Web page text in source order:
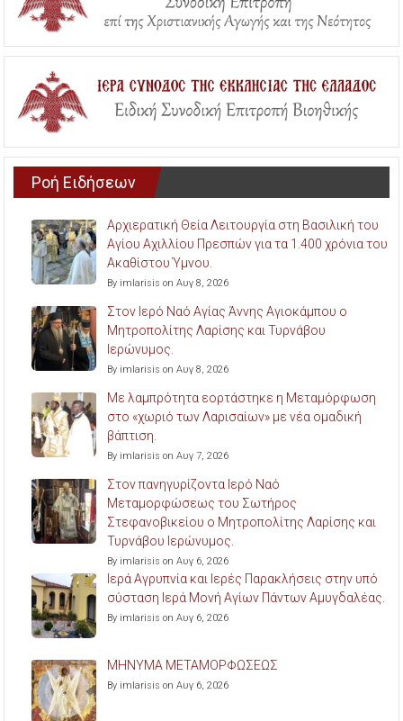
Ροή Ειδήσεων
Αρχιερατική Θεία Λειτουργία στη Βασιλική του
Αγίου Αχιλλίου Πρεσπών για τα 1.400 χρόνια του
Ακαθίστου Ύμνου.
By imlarisis on Αυγ 8, 2026
Στον Ιερό Ναό Αγίας Άννης Αγιοκάμπου ο
Μητροπολίτης Λαρίσης και Τυρνάβου
Ιερώνυμος.
By imlarisis on Αυγ 8, 2026
Με λαμπρότητα εορτάστηκε η Μεταμόρφωση
στο «χωριό των Λαρισαίων» με νέα ομαδική
βάπτιση.
By imlarisis on Αυγ 7, 2026
Στον πανηγυρίζοντα Ιερό Ναό
Μεταμορφώσεως του Σωτήρος
Στεφανοβικείου ο Μητροπολίτης Λαρίσης και
Τυρνάβου Ιερώνυμος.
By imlarisis on Αυγ 6, 2026
Ιερά Αγρυπνία και Ιερές Παρακλήσεις στην υπό
σύσταση Ιερά Μονή Αγίων Πάντων Αμυγδαλέας.
By imlarisis on Αυγ 6, 2026
ΜΗΝΥΜΑ ΜΕΤΑΜΟΡΦΩΣΕΩΣ
By imlarisis on Αυγ 6, 2026